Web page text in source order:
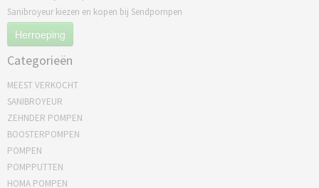
Sanibroyeur kiezen en kopen bij Sendpompen
Herroeping
Categorieën
MEEST VERKOCHT
SANIBROYEUR
ZEHNDER POMPEN
BOOSTERPOMPEN
POMPEN
POMPPUTTEN
HOMA POMPEN